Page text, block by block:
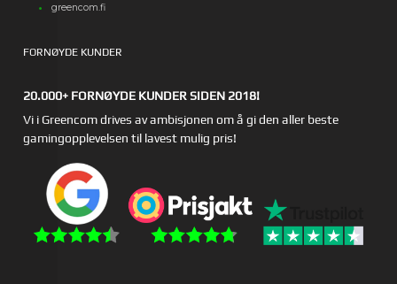
greencom.fi
FORNØYDE KUNDER
20.000+ FORNØYDE KUNDER SIDEN 2018!
Vi i Greencom drives av ambisjonen om å gi den aller beste
gamingopplevelsen til lavest mulig pris!